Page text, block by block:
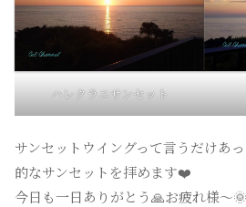
ハレクラニサンセット
サンセットウイングって言うだけあ
的なサンセットを拝めます❤️
今日も一日ありがとう🙏お疲れ様〜🌞